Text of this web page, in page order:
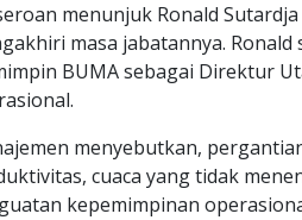
menunjuk Ronald
masa jabatannya.
BUMA sebagai Direktur
menyebutkan,
cuaca yang tidak
kepemimpinan